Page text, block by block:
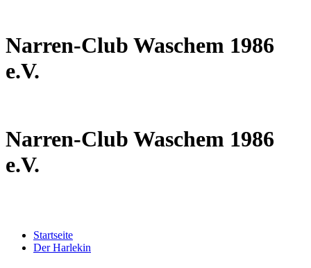
Narren-Club Waschem 1986
e.V.
Narren-Club Waschem 1986
e.V.
Startseite
Der Harlekin